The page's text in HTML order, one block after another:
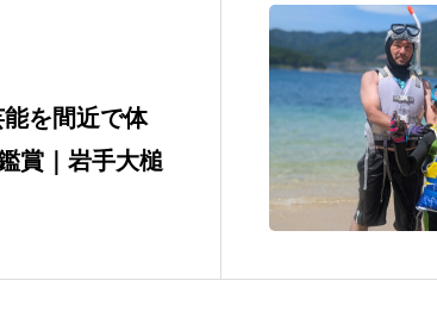
を間近で体
賞｜岩手大槌